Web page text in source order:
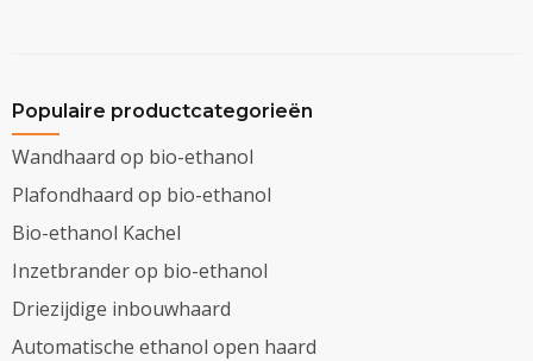
Populaire productcategorieën
Wandhaard op bio-ethanol
Plafondhaard op bio-ethanol
Bio-ethanol Kachel
Inzetbrander op bio-ethanol
Driezijdige inbouwhaard
Automatische ethanol open haard